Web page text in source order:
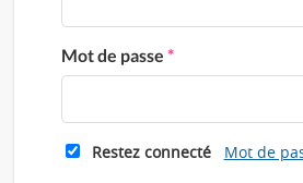
Mot de passe *
Restez connecté Mot de